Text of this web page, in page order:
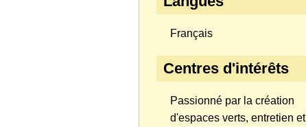
Français
Centres d'intérêts
Passionné par la création
d'espaces verts, entretien et